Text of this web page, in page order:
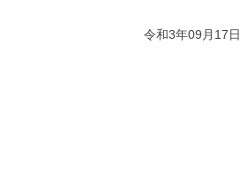
令和3年09月17日